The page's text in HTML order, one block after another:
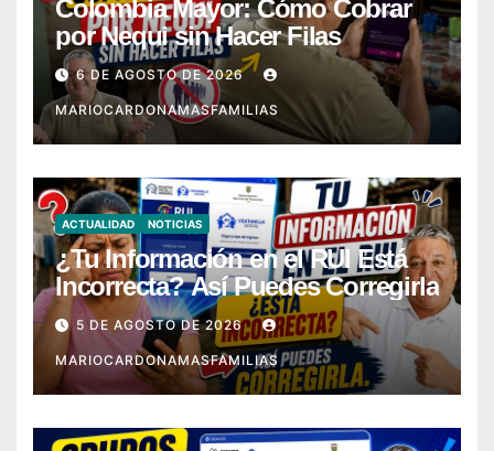
Colombia Mayor: Cómo Cobrar
por Nequi sin Hacer Filas
6 DE AGOSTO DE 2026
MARIOCARDONAMASFAMILIAS
ACTUALIDAD NOTICIAS
¿Tu Información en el RUI Está
Incorrecta? Así Puedes Corregirla
5 DE AGOSTO DE 2026
MARIOCARDONAMASFAMILIAS